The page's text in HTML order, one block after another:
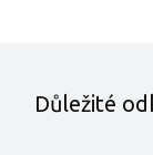
Důležité